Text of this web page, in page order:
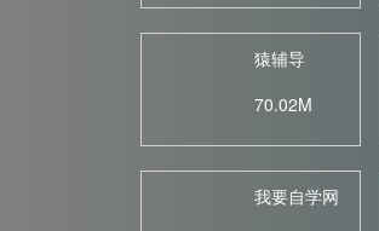
猿辅导
70.02M
我要自学网